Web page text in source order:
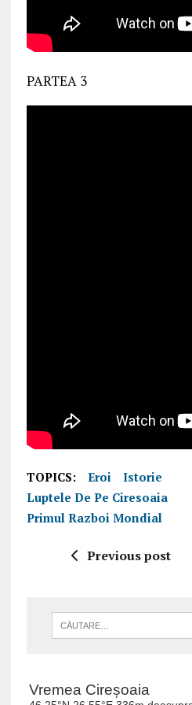
PARTEA 3
TOPICS: Eroi
Istorie
Luptele De Pe Ciresoaia
Primul Razboi Mondial
Previous post